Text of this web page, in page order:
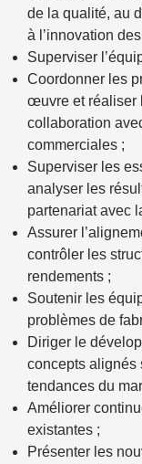
de la qualité, au
à l’innovation
Superviser
Coordonner les
œuvre et réaliser
collaboration
commerciales ;
Superviser les
analyser les
partenariat avec
Assurer
contrôler les
rendements ;
Soutenir les
problèmes de
Diriger le
concepts alignés
tendances du
Améliorer
existantes ;
Présenter les